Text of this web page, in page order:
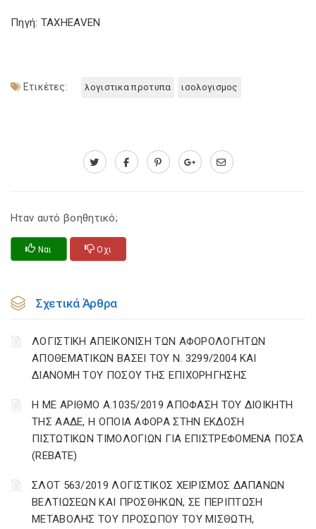
Πηγή: TAXHEAVEN
Ετικέτες: λογιστικα προτυπα ισολογισμος
Ηταν αυτό βοηθητικό;
Ναι Οχι
Σχετικά Άρθρα
ΛΟΓΙΣΤΙΚΗ ΑΠΕΙΚΟΝΙΣΗ ΤΩΝ ΑΦΟΡΟΛΟΓΗΤΩΝ
ΑΠΟΘΕΜΑΤΙΚΩΝ ΒΑΣΕΙ ΤΟΥ N. 3299/2004 ΚΑΙ
ΔΙΑΝΟΜΗ ΤΟΥ ΠΟΣΟΥ ΤΗΣ ΕΠΙΧΟΡΗΓΗΣΗΣ
Η ΜΕ ΑΡΙΘΜΟ Α.1035/2019 ΑΠΟΦΑΣΗ ΤΟΥ ΔΙΟΙΚΗΤΗ
ΤΗΣ ΑΑΔΕ, Η ΟΠΟΙΑ ΑΦΟΡΑ ΣΤΗΝ ΕΚΔΟΣΗ
ΠΙΣΤΩΤΙΚΩΝ ΤΙΜΟΛΟΓΙΩΝ ΓΙΑ ΕΠΙΣΤΡΕΦΟΜΕΝΑ ΠΟΣΑ
(REBATE)
ΣΛΟΤ 563/2019 ΛΟΓΙΣΤΙΚΟΣ ΧΕΙΡΙΣΜΟΣ ΔΑΠΑΝΩΝ
ΒΕΛΤΙΩΣΕΩΝ ΚΑΙ ΠΡΟΣΘΗΚΩΝ, ΣΕ ΠΕΡΙΠΤΩΣΗ
ΜΕΤΑΒΟΛΗΣ ΤΟΥ ΠΡΟΣΩΠΟΥ ΤΟΥ ΜΙΣΘΩΤΗ,